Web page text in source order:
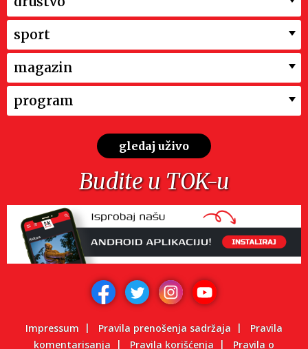
sport
magazin
program
gledaj uživo
Budite u TOK-u
Impressum Pravila prenošenja sadržaja
Pravila
komentarisanja
Pravila korišćenja Pravila o